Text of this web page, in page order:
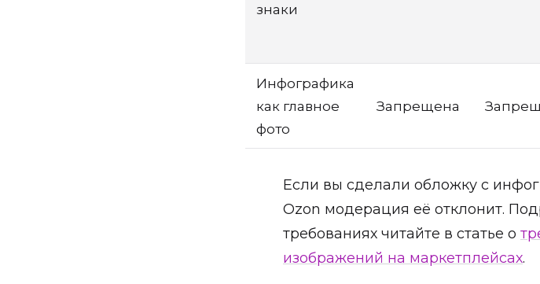
знаки
Инфографика
как главное
фото
Запрещена
Если вы сделали обложку с
Ozon модерация её отклонит.
требованиях читайте в статье о
изображений на маркетплейсах.